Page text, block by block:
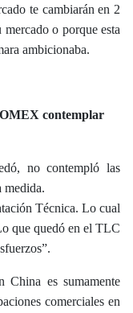
te cambiarán en 2
o porque esta
ambicionaba.
contemplar
no contempló las
medida.
Técnica. Lo cual
que quedó en el TLC
China es sumamente
comerciales en